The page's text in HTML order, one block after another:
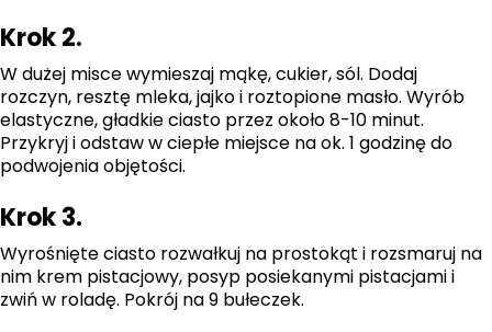
Krok 2.
W dużej misce wymieszaj mąkę, cukier, sól. Dodaj
rozczyn, resztę mleka, jajko i roztopione masło. Wyrób
elastyczne, gładkie ciasto przez około 8-10 minut.
Przykryj i odstaw w ciepłe miejsce na ok. 1 godzinę do
podwojenia objętości.
Krok 3.
Wyrośnięte ciasto rozwałkuj na prostokąt i rozsmaruj na
nim krem pistacjowy, posyp posiekanymi pistacjami i
zwiń w roladę. Pokrój na 9 bułeczek.